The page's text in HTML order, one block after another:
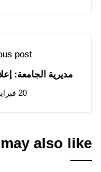
post
مديرية الجامعة:
20 فبراير 2026
also like